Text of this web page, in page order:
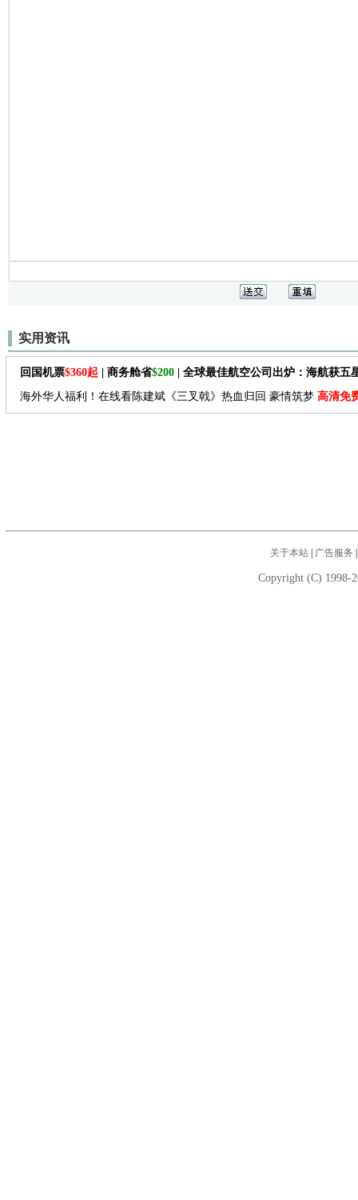
实用资讯
回国机票$360起 | 商务舱省$200 | 全球最佳航空公司出炉：海航获五
海外华人福利！在线看陈建斌《三叉戟》热血归回 豪情筑梦 高清免
关于本站| 广告服务
Copyright (C) 1998-